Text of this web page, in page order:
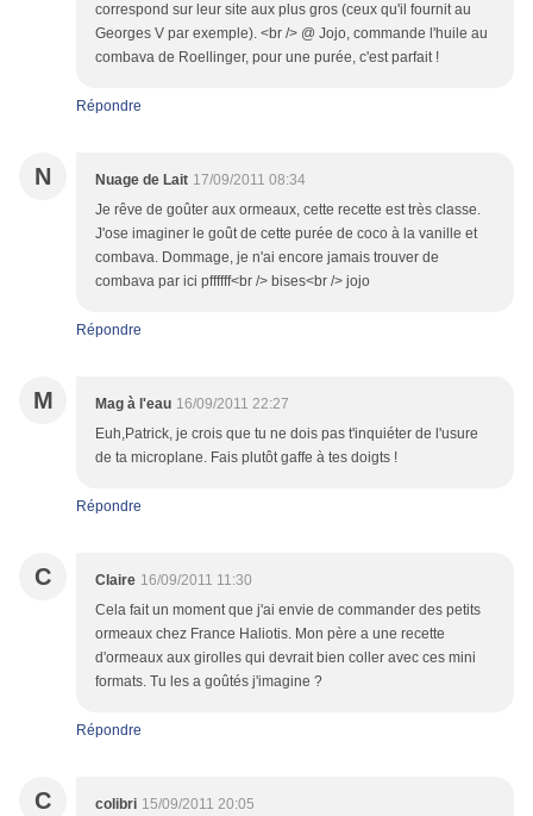
correspond sur leur site aux plus gros (ceux qu'il fournit au
Georges V par exemple). <br /> @ Jojo, commande l'huile au
combava de Roellinger, pour une purée, c'est parfait !
Répondre
N Nuage de Lait 17/09/2011 08:34
Je rêve de goûter aux ormeaux, cette recette est très classe.
J'ose imaginer le goût de cette purée de coco à la vanille et
combava. Dommage, je n'ai encore jamais trouver de
combava par ici pffffff<br /> bises<br /> jojo
Répondre
M Mag à l'eau 16/09/2011 22:27
Euh,Patrick, je crois que tu ne dois pas t'inquiéter de l'usure
de ta microplane. Fais plutôt gaffe à tes doigts !
Répondre
C Claire 16/09/2011 11:30
Cela fait un moment que j'ai envie de commander des petits
ormeaux chez France Haliotis. Mon père a une recette
d'ormeaux aux girolles qui devrait bien coller avec ces mini
formats. Tu les a goûtés j'imagine ?
Répondre
C colibri 15/09/2011 20:05